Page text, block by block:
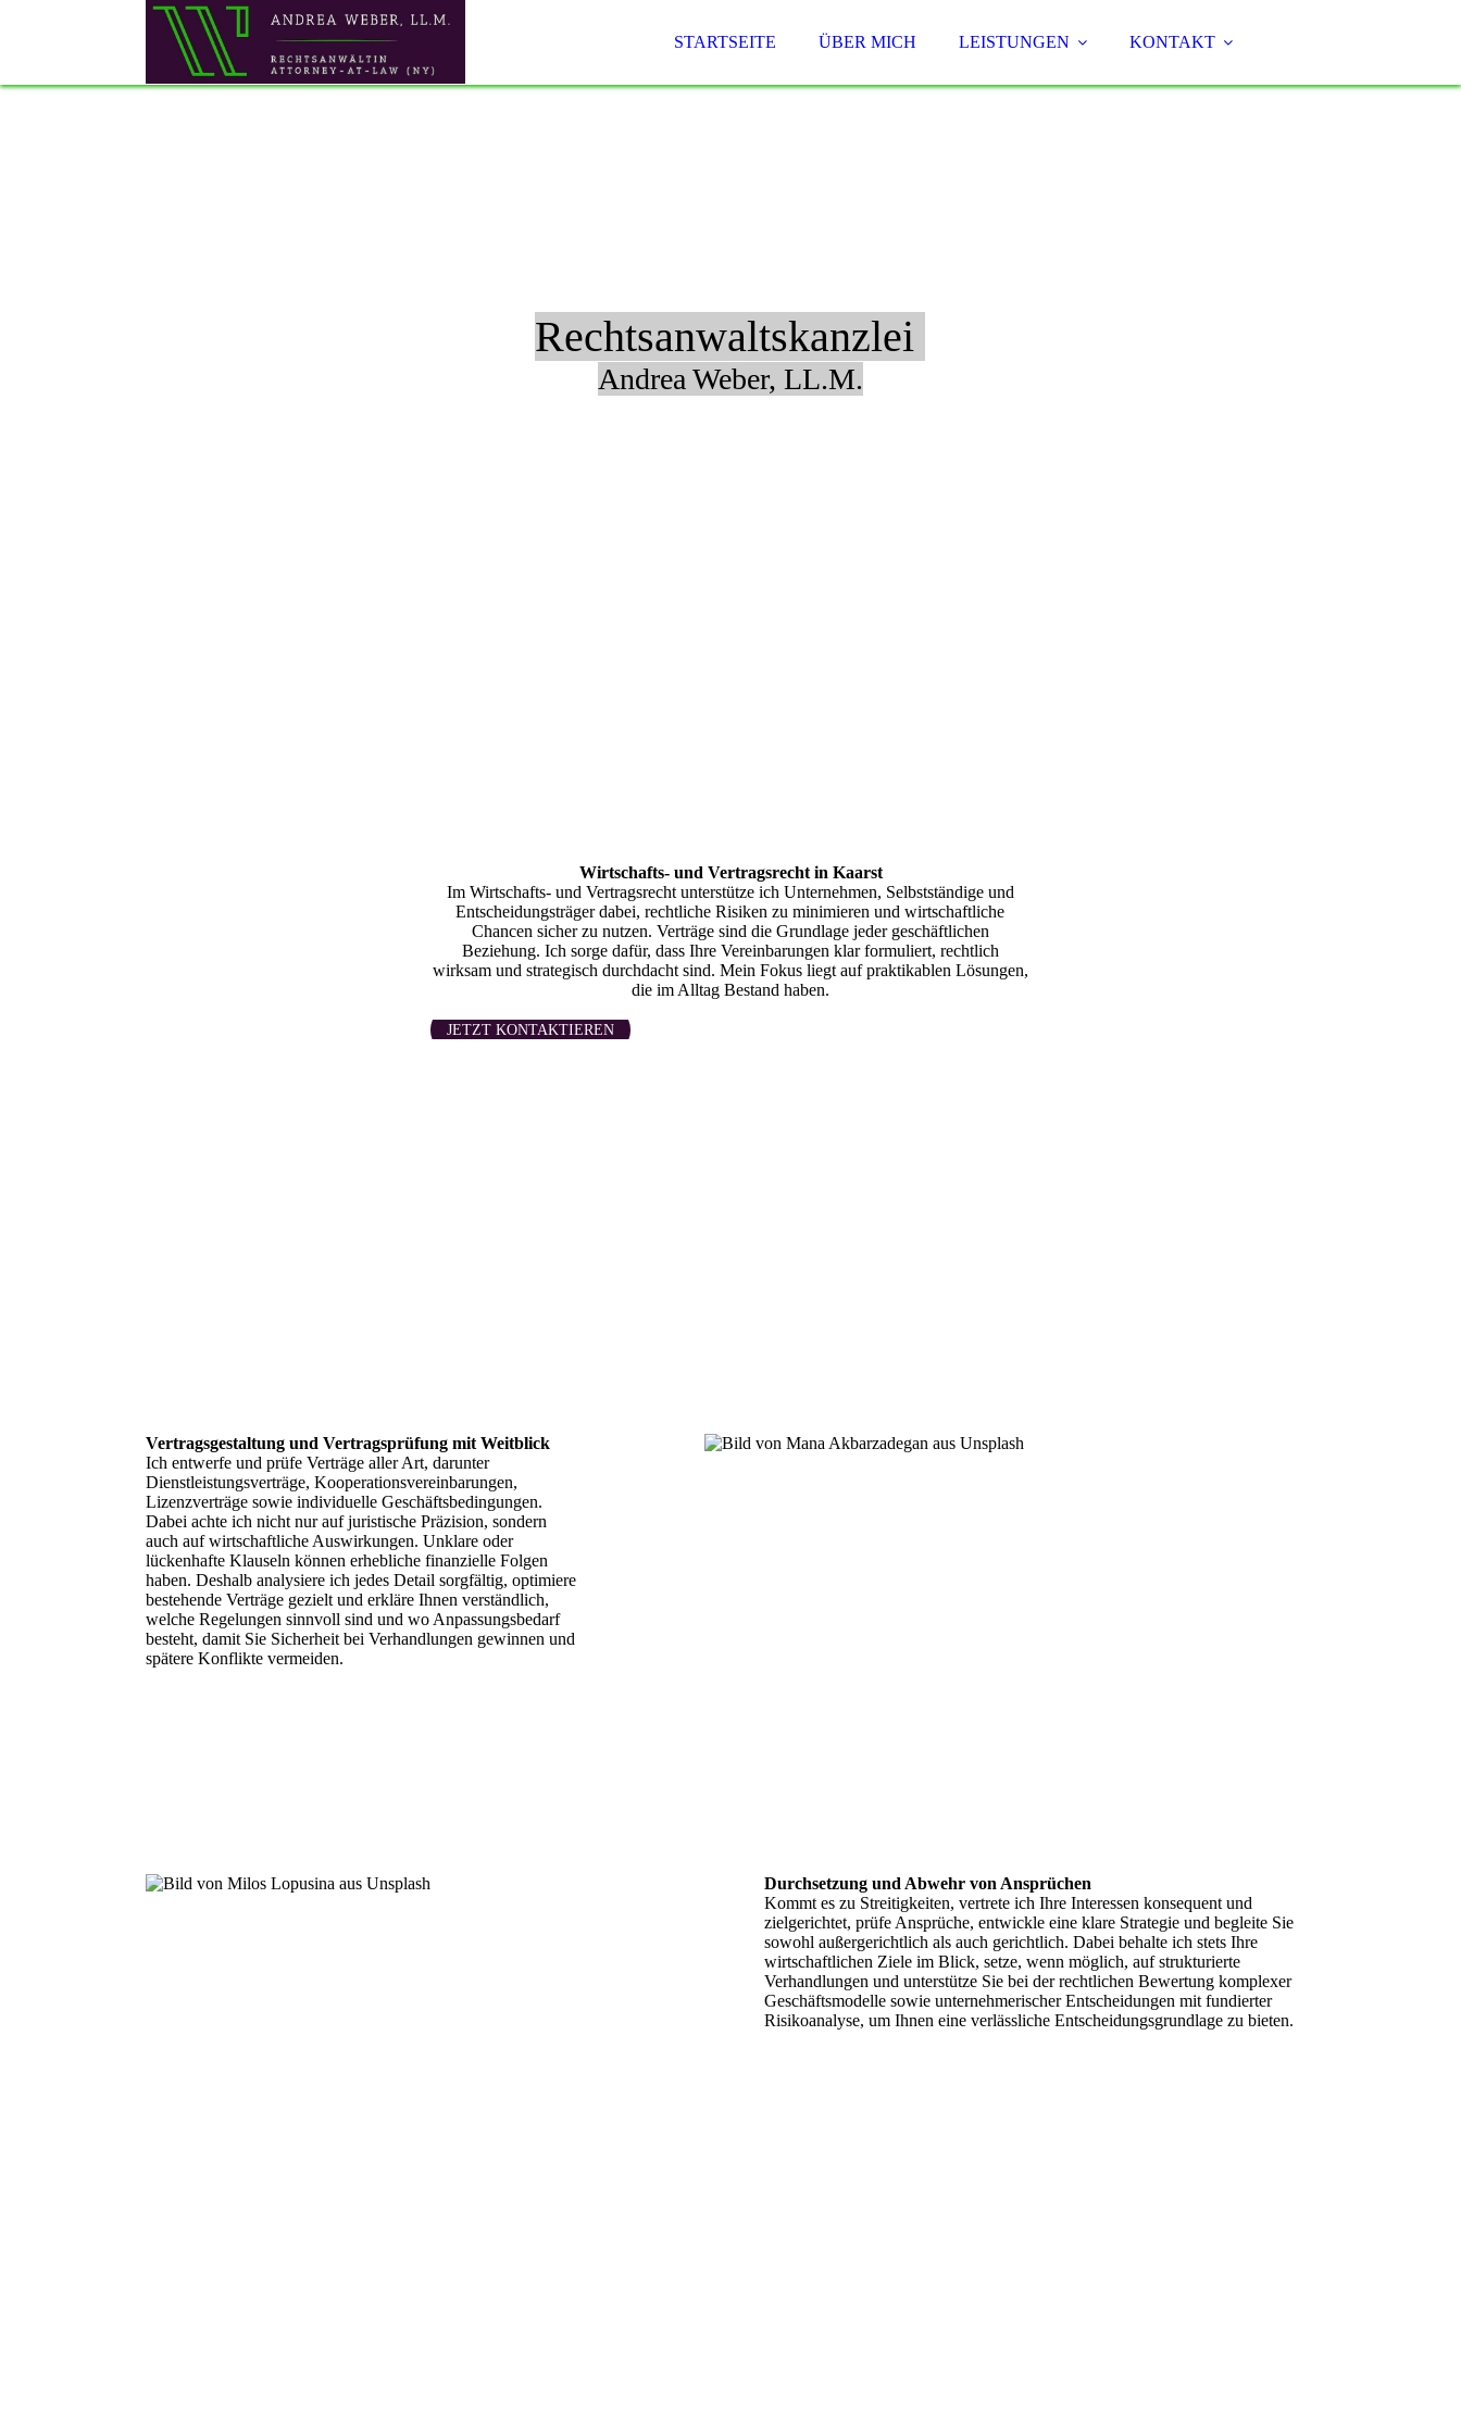
STARTSEITE ÜBER MICH LEISTUNGEN KONTAKT
Rechtsanwaltskanzlei
Andrea Weber, LL.M.
Wirtschafts- und Vertragsrecht in Kaarst
Im Wirtschafts- und Vertragsrecht unterstütze ich Unternehmen, Selbstständige und
Entscheidungsträger dabei, rechtliche Risiken zu minimieren und wirtschaftliche
Chancen sicher zu nutzen. Verträge sind die Grundlage jeder geschäftlichen
Beziehung. Ich sorge dafür, dass Ihre Vereinbarungen klar formuliert, rechtlich
wirksam und strategisch durchdacht sind. Mein Fokus liegt auf praktikablen Lösungen,
die im Alltag Bestand haben.
JETZT KONTAKTIEREN
Vertragsgestaltung und Vertragsprüfung mit Weitblick
Ich entwerfe und prüfe Verträge aller Art, darunter
Dienstleistungsverträge, Kooperationsvereinbarungen,
Lizenzverträge sowie individuelle Geschäftsbedingungen.
Dabei achte ich nicht nur auf juristische Präzision, sondern
auch auf wirtschaftliche Auswirkungen. Unklare oder
lückenhafte Klauseln können erhebliche finanzielle Folgen
haben. Deshalb analysiere ich jedes Detail sorgfältig, optimiere
bestehende Verträge gezielt und erkläre Ihnen verständlich,
welche Regelungen sinnvoll sind und wo Anpassungsbedarf
besteht, damit Sie Sicherheit bei Verhandlungen gewinnen und
spätere Konflikte vermeiden.
Durchsetzung und Abwehr von Ansprüchen
Kommt es zu Streitigkeiten, vertrete ich Ihre Interessen konsequent und
zielgerichtet, prüfe Ansprüche, entwickle eine klare Strategie und begleite Sie
sowohl außergerichtlich als auch gerichtlich. Dabei behalte ich stets Ihre
wirtschaftlichen Ziele im Blick, setze, wenn möglich, auf strukturierte
Verhandlungen und unterstütze Sie bei der rechtlichen Bewertung komplexer
Geschäftsmodelle sowie unternehmerischer Entscheidungen mit fundierter
Risikoanalyse, um Ihnen eine verlässliche Entscheidungsgrundlage zu bieten.